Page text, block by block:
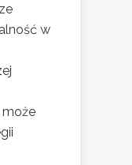
w
może